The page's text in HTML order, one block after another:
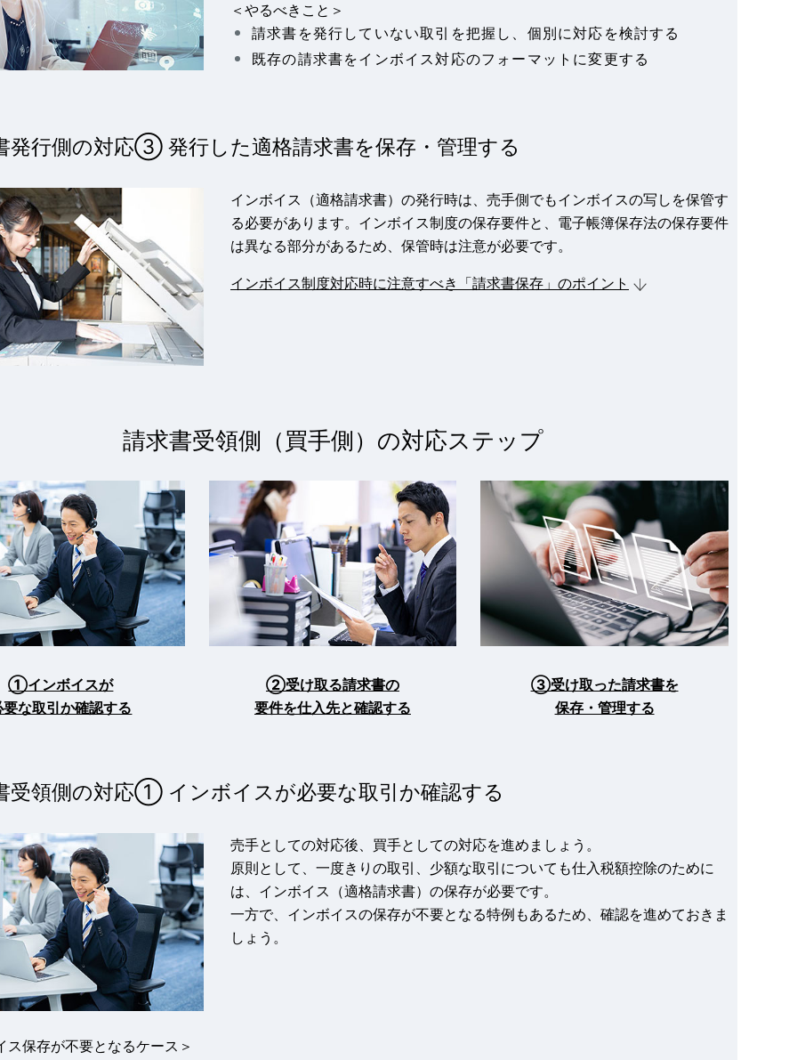
＜やるべきこと＞
請求書を発行していない取引を把握し、個別に対応を検討する
既存の請求書をインボイス対応のフォーマットに変更する
発行側の対応③ 発行した適格請求書を保存・管理する
インボイス（適格請求書）の発行時は、売手側でもインボイスの写しを保管す
る必要があります。インボイス制度の保存要件と、電子帳簿保存法の保存要件
は異なる部分があるため、保管時は注意が必要です。
インボイス制度対応時に注意すべき「請求書保存」のポイント
請求書受領側（買手側）の対応ステップ
①インボイスが
要な取引か確認する
②受け取る請求書の
要件を仕入先と確認する
③受け取った請求書を
保存・管理する
受領側の対応① インボイスが必要な取引か確認する
売手としての対応後、買手としての対応を進めましょう。
原則として、一度きりの取引、少額な取引についても仕入税額控除のために
は、インボイス（適格請求書）の保存が必要です。
一方で、インボイスの保存が不要となる特例もあるため、確認を進めておきま
しょう。
ス保存が不要となるケース＞